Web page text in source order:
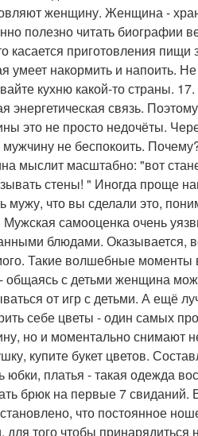
женщину. Женщина -
полезно читать биографии
касается приготовления
умеет накормить и напоить.
кухню какой-то страны.
энергетическая связь.
это не просто недочёты.
не беспокоить.
мыслит масштабно: "вот
стены! " Иногда проще
мужу, что вы сделали это,
Мужская самооценка очень
блюдами. Оказывается,
Такие волшебные моменты
общаясь с детьми женщина
от игр с детьми. А ещё
себе цветы - один самых
но и моментально снимают
купите букет цветов.
юбки, платья - такая одежда
брюк на первые 7 свиданий.
что постоянное
для того чтобы